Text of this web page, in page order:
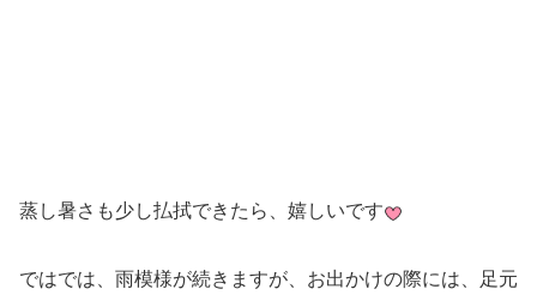
蒸し暑さも少し払拭できたら、嬉しいです
ではでは、雨模様が続きますが、お出かけの際には、足元